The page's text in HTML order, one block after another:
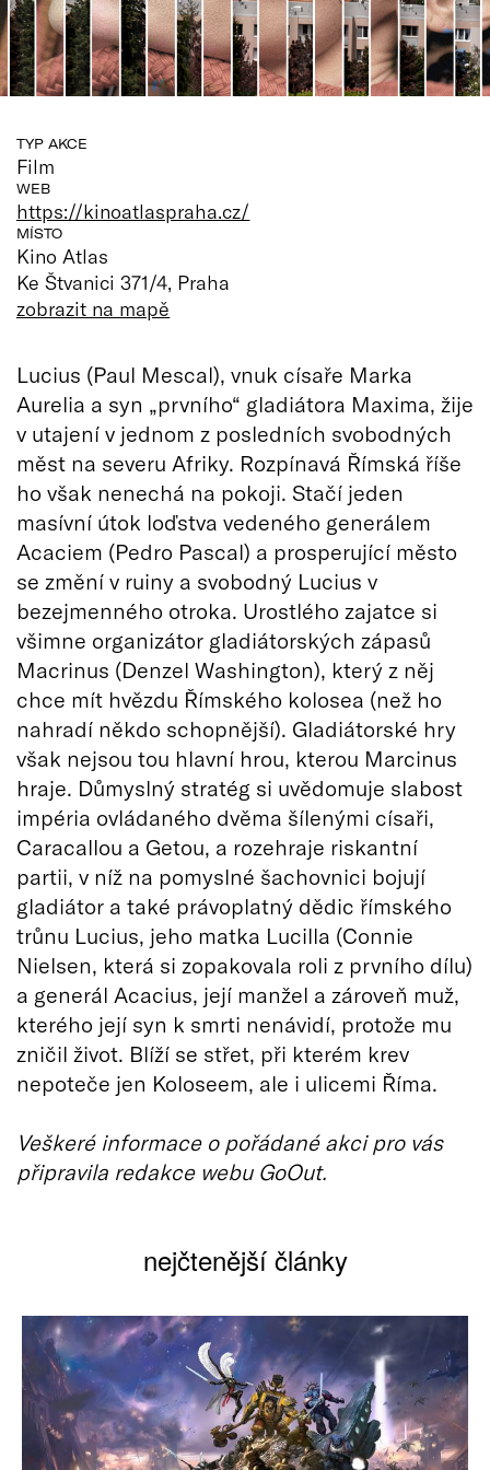
TYP AKCE
Film
WEB
https://kinoatlaspraha.cz/
MÍSTO
Kino Atlas
Ke Štvanici 371/4, Praha
zobrazit na mapě
Lucius (Paul Mescal), vnuk císaře Marka
Aurelia a syn „prvního“ gladiátora Maxima, žije
v utajení v jednom z posledních svobodných
měst na severu Afriky. Rozpínavá Římská říše
ho však nenechá na pokoji. Stačí jeden
masívní útok loďstva vedeného generálem
Acaciem (Pedro Pascal) a prosperující město
se změní v ruiny a svobodný Lucius v
bezejmenného otroka. Urostlého zajatce si
všimne organizátor gladiátorských zápasů
Macrinus (Denzel Washington), který z něj
chce mít hvězdu Římského kolosea (než ho
nahradí někdo schopnější). Gladiátorské hry
však nejsou tou hlavní hrou, kterou Marcinus
hraje. Důmyslný stratég si uvědomuje slabost
impéria ovládaného dvěma šílenými císaři,
Caracallou a Getou, a rozehraje riskantní
partii, v níž na pomyslné šachovnici bojují
gladiátor a také právoplatný dědic římského
trůnu Lucius, jeho matka Lucilla (Connie
Nielsen, která si zopakovala roli z prvního dílu)
a generál Acacius, její manžel a zároveň muž,
kterého její syn k smrti nenávidí, protože mu
zničil život. Blíží se střet, při kterém krev
nepoteče jen Koloseem, ale i ulicemi Říma.
Veškeré informace o pořádané akci pro vás
připravila redakce webu GoOut.
nejčtenější články